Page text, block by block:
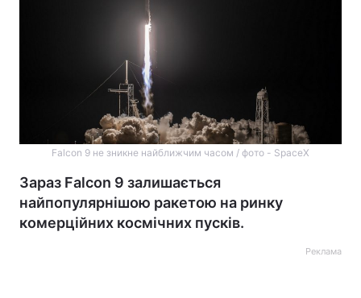
Falcon 9 не зникне найближчим часом / фото - SpaceX
Зараз Falcon 9 залишається
найпопулярнішою ракетою на ринку
комерційних космічних пусків.
Реклама